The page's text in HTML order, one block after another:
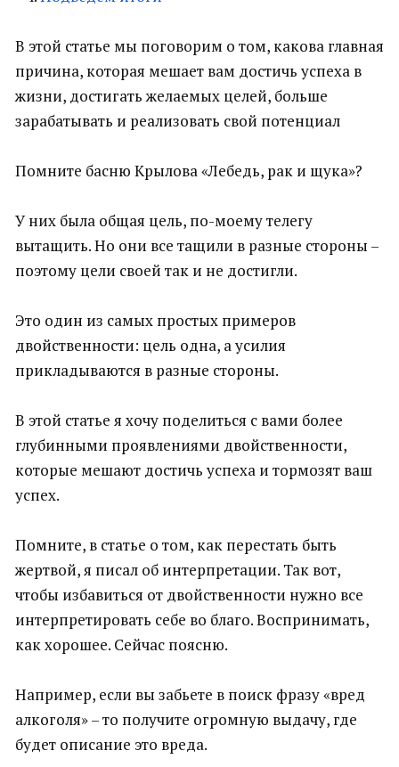
В этой статье мы поговорим о том, какова главная
причина, которая мешает вам достичь успеха в
жизни, достигать желаемых целей, больше
зарабатывать и реализовать свой потенциал
Помните басню Крылова «Лебедь, рак и щука»?
У них была общая цель, по-моему телегу
вытащить. Но они все тащили в разные стороны –
поэтому цели своей так и не достигли.
Это один из самых простых примеров
двойственности: цель одна, а усилия
прикладываются в разные стороны.
В этой статье я хочу поделиться с вами более
глубинными проявлениями двойственности,
которые мешают достичь успеха и тормозят ваш
успех.
Помните, в статье о том, как перестать быть
жертвой, я писал об интерпретации. Так вот,
чтобы избавиться от двойственности нужно все
интерпретировать себе во благо. Воспринимать,
как хорошее. Сейчас поясню.
Например, если вы забьете в поиск фразу «вред
алкоголя» – то получите огромную выдачу, где
будет описание это вреда.